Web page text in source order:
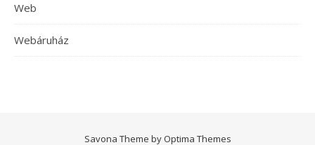
Web
Webáruház
Savona Theme by Optima Themes